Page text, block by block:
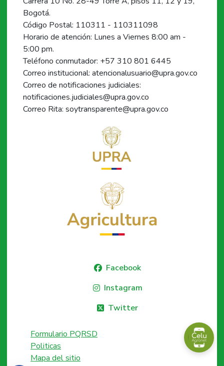
Bogotá.
Código Postal: 110311 - 110311098
Horario de atención: Lunes a Viernes 8:00 am -
5:00 pm.
Teléfono conmutador: +57 310 801 6445
Correo institucional: atencionalusuario@upra.gov.co
Correo de notificaciones judiciales:
notificaciones.judiciales@upra.gov.co
Correo Rita: soytransparente@upra.gov.co
Facebook
Instagram
Twitter
Formulario PQRSD
Politicas
Mapa del sitio